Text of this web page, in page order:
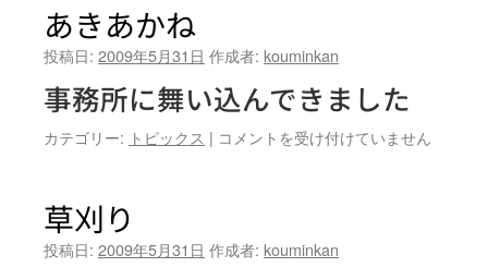
あきあかね
投稿日: 2009年5月31日 作成者: kouminkan
事務所に舞い込んできました
カテゴリー: トピックス | あ
は
コメントを受け付けていません
草刈り
投稿日: 2009年5月31日 作成者: kouminkan